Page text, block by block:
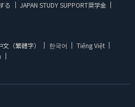
る JAPAN STUDY SUPPORT奨学金
文（繁體字） 한국어
Tiếng Việt